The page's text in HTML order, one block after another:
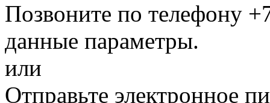
Позвоните по телефону
данные параметры.
или
Отправьте электронное